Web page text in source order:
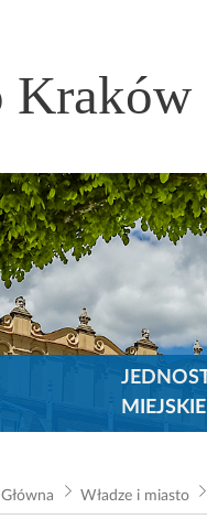
Kraków
MIEJSKIE
Władze i miasto